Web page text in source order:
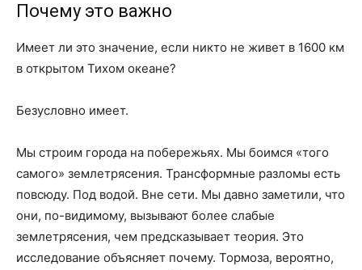
Почему это важно
Имеет ли это значение, если никто не живет в 1600 км
в открытом Тихом океане?
Безусловно имеет.
Мы строим города на побережьях. Мы боимся «того
самого» землетрясения. Трансформные разломы есть
повсюду. Под водой. Вне сети. Мы давно заметили, что
они, по-видимому, вызывают более слабые
землетрясения, чем предсказывает теория. Это
исследование объясняет почему. Тормоза, вероятно,